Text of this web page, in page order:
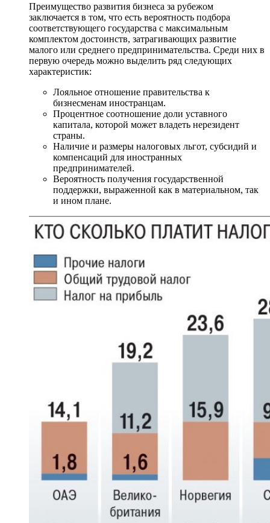
Преимущество развития бизнеса за рубежом
заключается в том, что есть вероятность подбора
соответствующего государства с максимальным
комплектом достоинств, затрагивающих развитие
малого или среднего предпринимательства. Среди них в
первую очередь можно выделить ряд следующих
характеристик:
Лояльное отношение правительства к
бизнесменам иностранцам.
Процентное соотношение доли уставного
капитала, которой может владеть нерезидент
страны.
Наличие и размеры налоговых льгот, субсидий и
компенсаций для иностранных
предпринимателей.
Вероятность получения государственной
поддержки, выраженной как в материальном, так
и ином плане.